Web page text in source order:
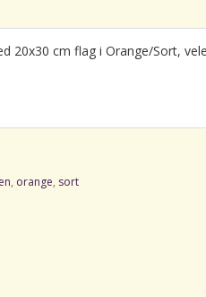
20x30 cm flag i Orange/Sort,
, orange, sort